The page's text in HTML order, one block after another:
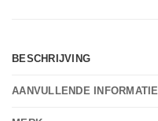
BESCHRIJVING
AANVULLENDE INFORMATIE